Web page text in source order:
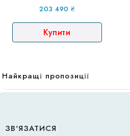
Найкращі пропозиції
203 490₴
Купити
ЗВ'ЯЗАТИСЯ